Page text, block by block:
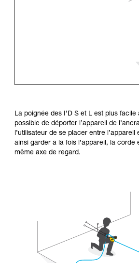
La poignée des I’D S et L est plus facile
possible de déporter l’appareil de
l’utilisateur de se placer entre l’appareil
ainsi garder à la fois l’appareil, la corde
même axe de regard.